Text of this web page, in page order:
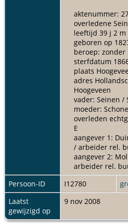
aktenummer:
overledene
leeftijd 39 j 2 m
geboren op
beroep: zonder
sterfdatum
plaats
adres
Hoogeveen
vader: Seinen /
moeder:
overleden
E
aangever 1:
/ arbeider rel.
aangever 2:
arbeider rel.
Persoon-ID
I12780
Laatst
gewijzigd op
9 nov 2008